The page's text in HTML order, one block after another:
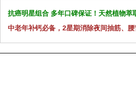
抗癌明星组合 多年口碑保证！天然植物萃
中老年补钙必备，2星期消除夜间抽筋、